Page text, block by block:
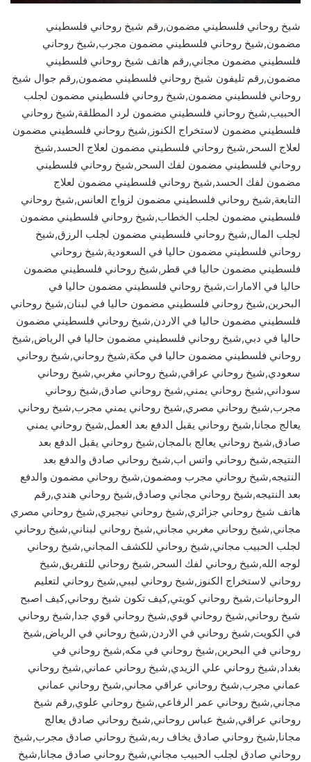
شيخ روحاني فلسطيني مضمون,رقم شيخ روحاني فلسطيني
مضمون,شيخ روحاني فلسطيني مضمون مجرب,شيخ روحاني
فلسطيني مضمون مجاني,رقم هاتف شيخ روحاني فلسطيني
مضمون,رقم تليفون شيخ روحاني فلسطيني مضمون,رقم جوال شيخ
روحاني فلسطيني مضمون,شيخ روحاني فلسطيني مضمون لجلب
الحبيب,شيخ روحاني فلسطيني مضمون لرد المطلقة,شيخ روحاني
فلسطيني مضمون لاستخراج الكنوز,شيخ روحاني فلسطيني مضمون
لعلاج السحر,شيخ روحاني فلسطيني مضمون لعلاج الحسد,شيخ
روحاني فلسطيني مضمون لفك السحر,شيخ روحاني فلسطيني
مضمون لفك الحسد,شيخ روحاني فلسطيني مضمون لعلاج
التابعة,شيخ روحاني فلسطيني مضمون لزواج العانس,شيخ روحاني
فلسطيني مضمون لجلب الخطاب,شيخ روحاني فلسطيني مضمون
لجلب المال,شيخ روحاني فلسطيني مضمون لجلب الرزق,شيخ
روحاني فلسطيني مضمون حاليا في السعودية,شيخ روحاني
فلسطيني مضمون حاليا في قطر,شيخ روحاني فلسطيني مضمون
حاليا في الامارات,شيخ روحاني فلسطيني مضمون حاليا في
البحرين,شيخ روحاني فلسطيني مضمون حاليا في لبنان,شيخ روحاني
فلسطيني مضمون حاليا في الاردن,شيخ روحاني فلسطيني مضمون
حاليا في دبي,شيخ روحاني فلسطيني مضمون حاليا في الرياض,شيخ
روحاني فلسطيني مضمون حاليا في مكة,شيخ روحاني,شيخ روحاني
سعودي,شيخ روحاني عراقي,شيخ روحاني مغربي,شيخ روحاني
سوداني,شيخ روحاني يمني,شيخ روحاني صادق,شيخ روحاني
مجرب,شيخ روحاني مصري,شيخ روحاني يمني مجرب,شيخ روحاني
يعالج مجانا,شيخ روحاني يقبل الدفع بعد العمل,شيخ روحاني يمني
صادق,شيخ روحاني يعالج بالمجان,شيخ روحاني يقبل الدفع بعد
النتيجه,شيخ روحاني واتس اب,شيخ روحاني صادق والدفع بعد
النتيجه,شيخ روحاني مجرب ومضمون,شيخ روحاني مضمون والدفع
بعد النتيجه,شيخ روحاني مجاني وصادق,شيخ روحاني هندي,رقم
هاتف شيخ روحاني جزائري,شيخ روحاني نيجيري,شيخ روحاني مصري
مجاني,شيخ روحاني مغربي مجاني,شيخ روحاني لبناني,شيخ روحاني
لجلب الحبيب مجاني,شيخ روحاني للكشف المجاني,شيخ روحاني
لوجه الله,شيخ روحاني لفك السحر,شيخ روحاني للتفريق,شيخ
روحاني لاستخراج الكنوز,شيخ روحاني ليبي,شيخ روحاني لتعليم
الروحانيات,شيخ روحاني كويتي,كيف تكون شيخ روحاني,كيف اصبح
شيخ روحاني,شيخ روحاني قوي,شيخ روحاني قوي جدا,شيخ روحاني
في الكويت,شيخ روحاني في الاردن,شيخ روحاني في الرياض,شيخ
روحاني في البحرين,شيخ روحاني في مكه,شيخ روحاني في
بغداد,شيخ روحاني علي الزيدي,شيخ روحاني عماني,شيخ روحاني
عماني مجرب,شيخ روحاني عراقي مجاني,شيخ روحاني عماني
مجاني,شيخ روحاني عمر الرفاعي,شيخ روحاني علوي,رقم شيخ
روحاني عراقي,شيخ عباس روحاني,شيخ روحاني صادق يعالج
مجانا,شيخ روحاني صادق يخاف ربه,شيخ روحاني صادق مجرب,شيخ
روحاني صادق لجلب الحبيب مجاني,شيخ روحاني صادق مجانا,شيخ